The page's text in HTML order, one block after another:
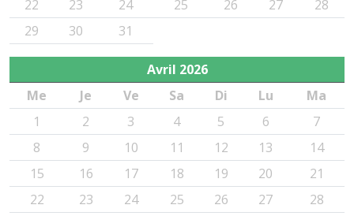
22 23 24 25 26 27
28
29
30 31
Avril 2026
Me
Je Ve Sa Di Lu
Ma
1
2 3 4 5 6
7
8
9 10 11 12 13
14
15
16 17 18 19 20
21
22
23 24 25 26 27
28